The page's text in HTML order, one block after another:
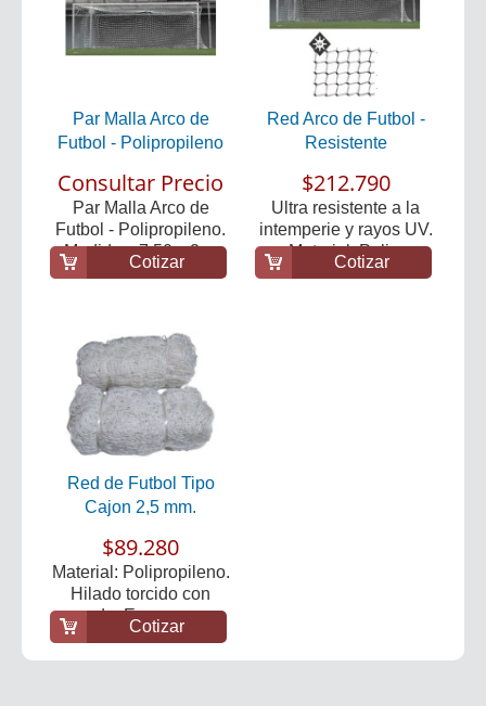
Par Malla Arco de
Futbol - Polipropileno
Consultar Precio
Par Malla Arco de
Futbol - Polipropileno.
Medidas: 7.50 x 2....
Cotizar
Red Arco de Futbol -
Resistente
$212.790
Ultra resistente a la
intemperie y rayos UV.
Material: Poli...
Cotizar
Red de Futbol Tipo
Cajon 2,5 mm.
$89.280
Material: Polipropileno.
Hilado torcido con
nudo. Espesor:...
Cotizar